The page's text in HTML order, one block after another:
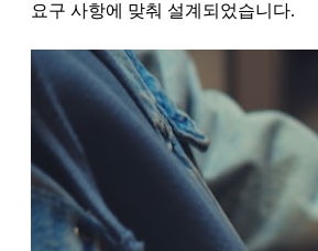
요구 사항에 맞춰 설계되었습니다.